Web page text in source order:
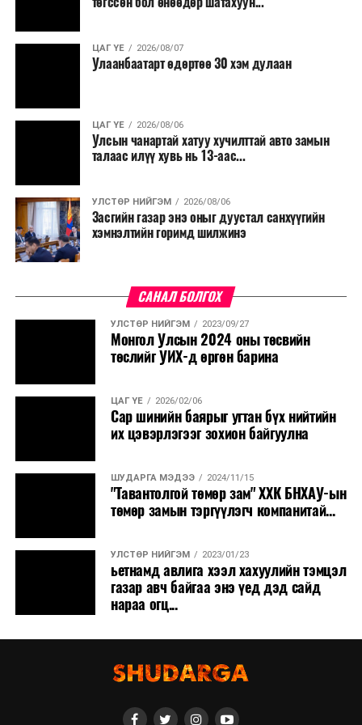
салбар бүрдээ урсгал зардлыг 20 хувиар бууруулах,
нөхөн томилгоо хийхгүй байх, аялал, амралт, зугаалга,
хамт олны урлаг, спортын арга хэмжээг зохион
байгуулахгүй байх, төрийн албанд шинэ орон тоо бий
сургалтыг цахим хэлбэрт шилжүүлэх, төрийн албан
хаагчдыг зарим өдрүүдэд цахимаар ажиллуулах арга
хэмжээг үргэлжлүүлэхийг үүрэг болголоо.
Төсвийн сахилга бат сайжирч, эдийн засгийн нөхцөл
байдал хэвийн болсон тохиолдолд эдгээр
хязгаарлалтыг үе шаттайгаар сулруулах юм.
ЦАГ ҮЕ 2026/08/07
Улаанбаатарт өдөртөө 30 хэм дулаан
ЦАГ ҮЕ 2026/08/06
Улсын чанартай хатуу хучилттай авто замын
талаас илүү хувь нь 13-аас...
УЛСТӨР НИЙГЭМ 2026/08/06
Засгийн газар энэ оныг дуустал санхүүгийн
хэмнэлтийн горимд шилжинэ
САНАЛ БОЛГОХ
УЛСТӨР НИЙГЭМ 2023/09/27
Монгол Улсын 2024 оны төсвийн
төслийг УИХ-д өргөн барина
ЦАГ ҮЕ 2026/02/06
Сар шинийн баярыг угтан бүх нийтийн
их цэвэрлэгээг зохион байгуулна
ШУДАРГА МЭДЭЭ 2024/11/15
"Тавантолгой төмөр зам" ХХК БНХАУ-ын
төмөр замын тэргүүлэгч компанитай...
УЛСТӨР НИЙГЭМ 2023/01/23
ьетнамд авлига хээл хахуулийн тэмцэл
газар авч байгаа энэ үед дэд сайд
нараа огц...